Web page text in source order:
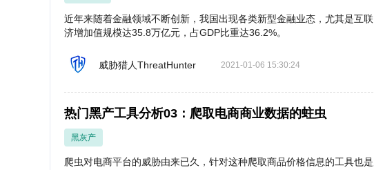
近年来随着金融领域不断创新，我国出现各类新型金融业态，尤其是互
济增加值规模达35.8万亿元，占GDP比重达36.2%。
威胁猎人ThreatHunter 2021-01-06 15:30:24
热门黑产工具分析03：爬取电商商业数据的蛀虫
黑灰产
爬虫对电商平台的威胁由来已久，针对这种爬取商品价格信息的工具也是